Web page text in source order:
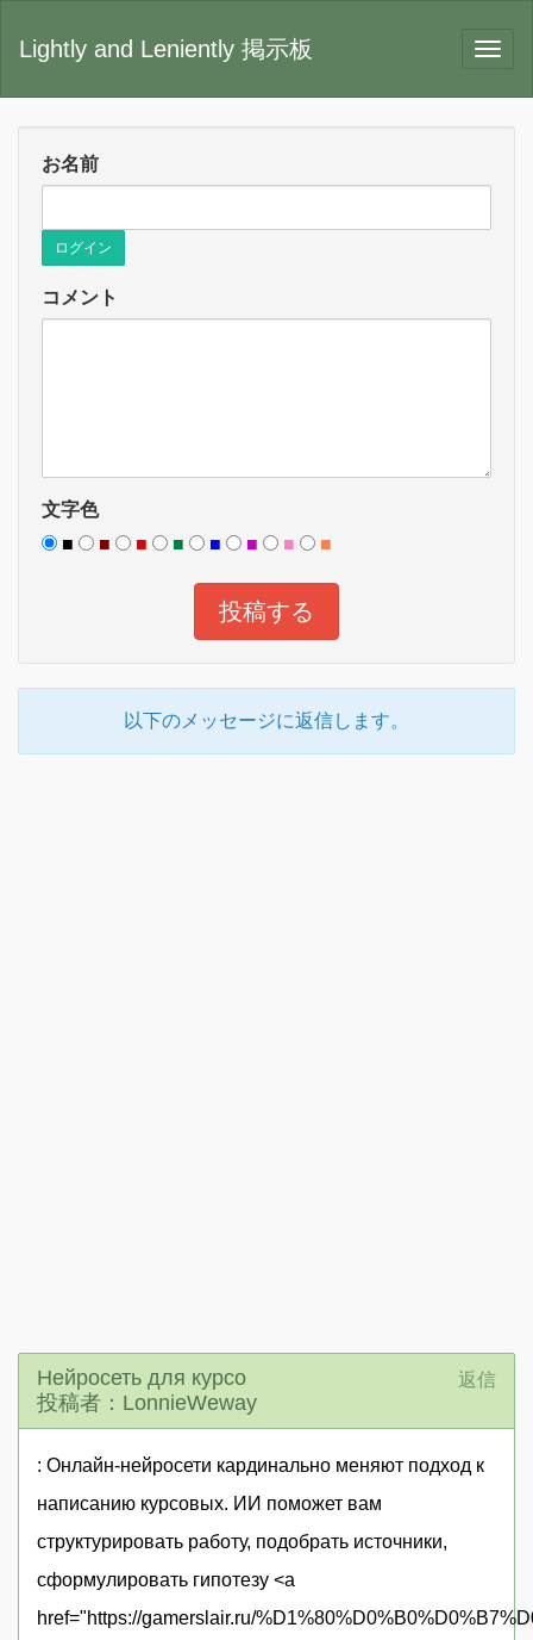
Lightly and Leniently 掲示板
お名前
ログイン
コメント
文字色
■
■ ■ ■ ■ ■ ■ ■
以下のメッセージに返信します。
Нейросеть для курсо
投稿者：LonnieWeway
返信
: Онлайн-нейросети кардинально меняют подход к
написанию курсовых. ИИ поможет вам
структурировать работу, подобрать источники,
сформулировать гипотезу <a
href="https://gamerslair.ru/